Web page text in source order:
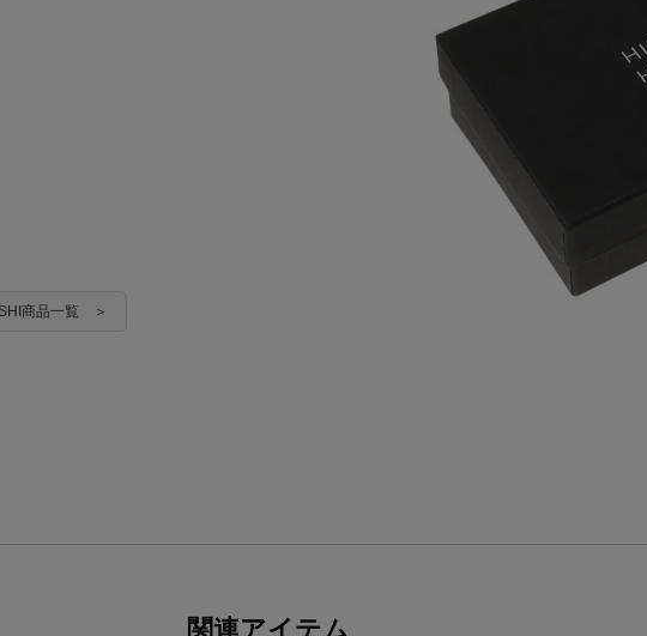
商品一覧 ＞
関連アイテム